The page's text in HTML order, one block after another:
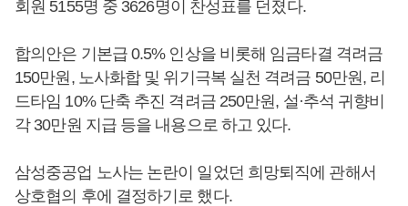
회원 5155명 중 3626명이 찬성표를 던졌다.
합의안은 기본급 0.5% 인상을 비롯해 임금타결 격려금
150만원, 노사화합 및 위기극복 실천 격려금 50만원, 리
드타임 10% 단축 추진 격려금 250만원, 설·추석 귀향비
각 30만원 지급 등을 내용으로 하고 있다.
삼성중공업 노사는 논란이 일었던 희망퇴직에 관해서
상호협의 후에 결정하기로 했다.